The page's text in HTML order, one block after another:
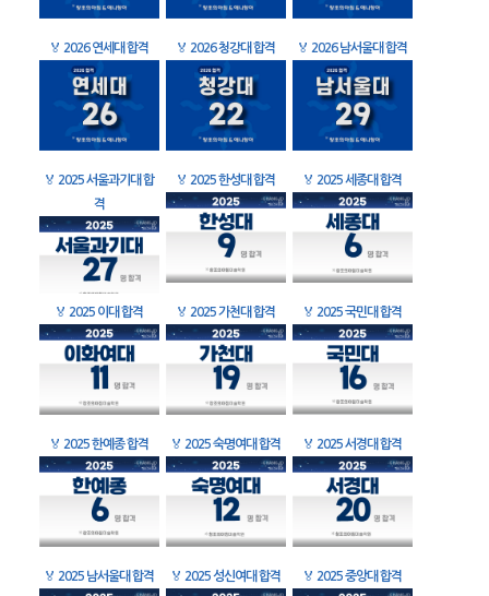
🏅 2026 연세대 합격 🏅 2026 청강대 합격 🏅 2026 남서울대 합격
🏅 2025 서울과기대 합
격
🏅 2025 한성대 합격 🏅 2025 세종대 합격
🏅 2025 이대 합격 🏅 2025 가천대 합격 🏅 2025 국민대 합격
🏅 2025 한예종 합격 🏅 2025 숙명여대 합격 🏅 2025 서경대 합격
🏅 2025 남서울대 합격 🏅 2025 성신여대 합격 🏅 2025 중앙대 합격